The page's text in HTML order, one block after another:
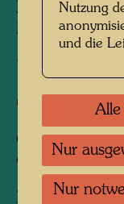
MuseumShop,
Offsetdruck
Gedruckt von:
Germany
Nach Werk
Nutzung
und die
Alle
Nur
Nur